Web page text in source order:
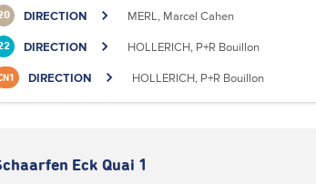
DIRECTION MERL, Marcel Cahen
DIRECTION HOLLERICH, P+R Bouillon
DIRECTION HOLLERICH, P+R Bouillon
Eck Quai 1